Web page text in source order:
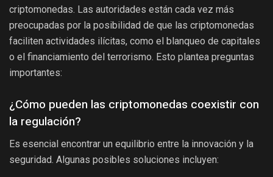
criptomonedas. Las autoridades están cada vez más
preocupadas por la posibilidad de que las criptomonedas
faciliten actividades ilícitas, como el blanqueo de capitales
o el financiamiento del terrorismo. Esto plantea preguntas
importantes:
¿Cómo pueden las criptomonedas coexistir con
la regulación?
Es esencial encontrar un equilibrio entre la innovación y la
seguridad. Algunas posibles soluciones incluyen: